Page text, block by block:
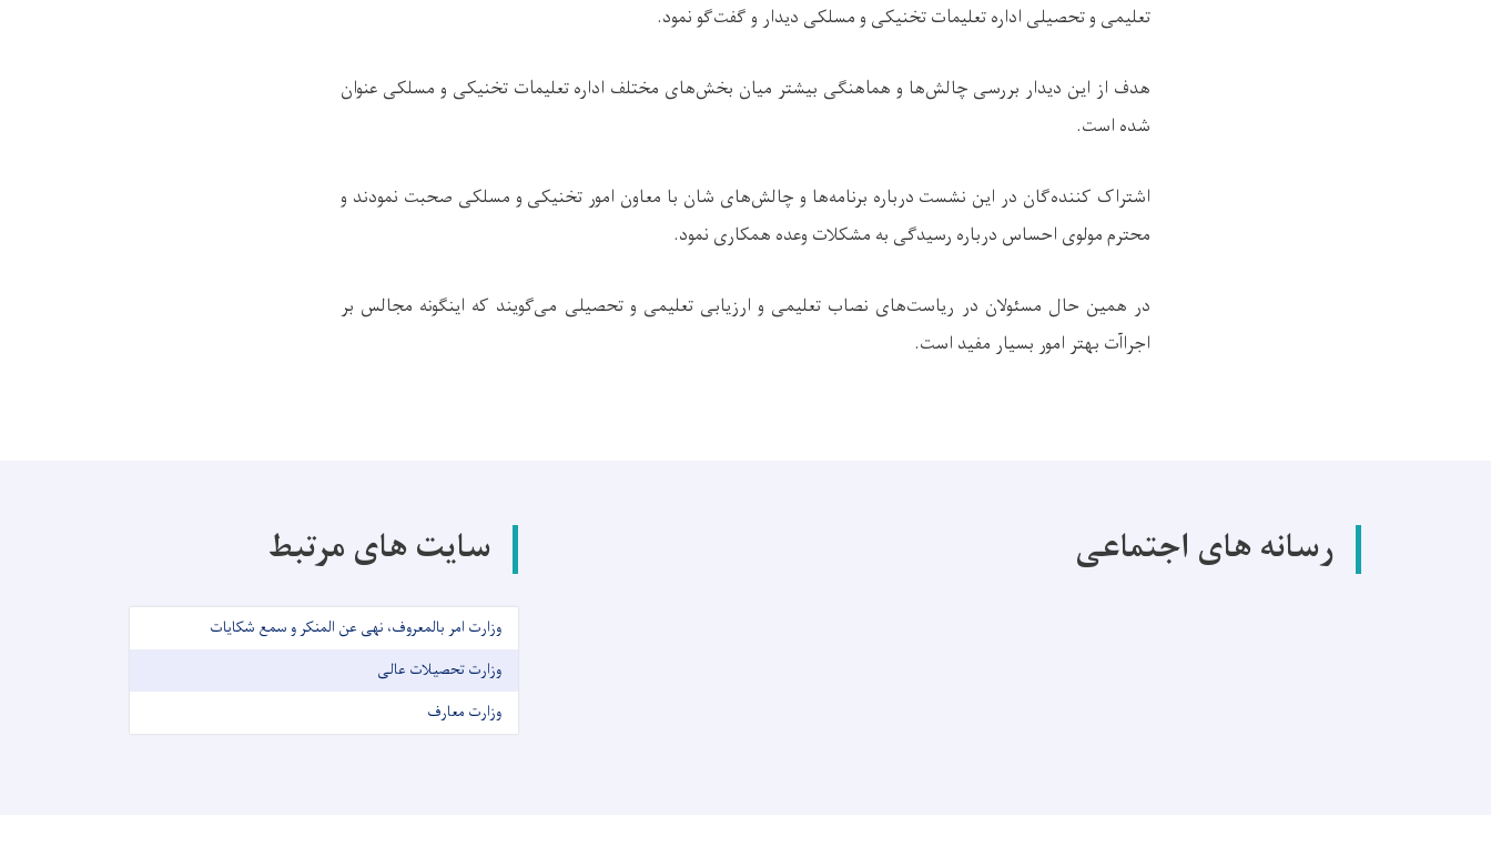
تعلیمی و تحصیلی اداره تعلیمات تخنیکی و مسلکی دیدار و گفت‌گو نمود.
هدف از این دیدار بررسی چالش‌ها و هماهنگی بیشتر میان بخش‌های مختلف اداره تعلیمات تخنیکی و مسلکی عنوان
شده است.
اشتراک کننده‌گان در این نشست درباره برنامه‌ها و چالش‌های شان با معاون امور تخنیکی و مسلکی صحبت نمودند و
محترم مولوی احساس درباره رسیدگی به مشکلات وعده همکاری نمود.
در همین حال مسئولان در ریاست‌های نصاب تعلیمی و ارزیابی تعلیمی و تحصیلی می‌گویند که اینگونه مجالس بر
اجراآت بهتر امور بسیار مفید است.
رسانه های اجتماعی سایت های مرتبط
وزارت امر بالمعروف، نهی عن المنکر و سمع شکایات
وزارت تحصیلات عالی
وزارت معارف